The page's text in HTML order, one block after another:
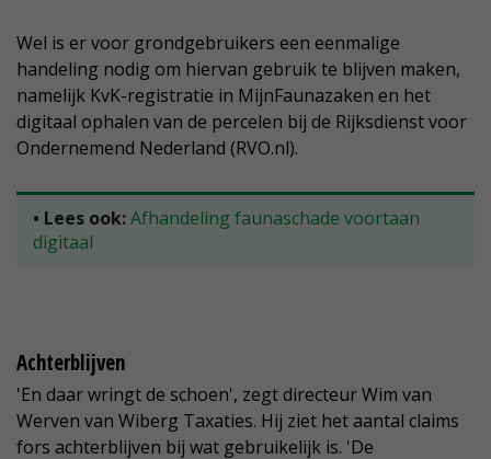
Wel is er voor grondgebruikers een eenmalige
handeling nodig om hiervan gebruik te blijven maken,
namelijk KvK-registratie in MijnFaunazaken en het
digitaal ophalen van de percelen bij de Rijksdienst voor
Ondernemend Nederland (RVO.nl).
• Lees ook:Afhandeling faunaschade voortaan
digitaal
Achterblijven
'En daar wringt de schoen', zegt directeur Wim van
Werven van Wiberg Taxaties. Hij ziet het aantal claims
fors achterblijven bij wat gebruikelijk is. 'De